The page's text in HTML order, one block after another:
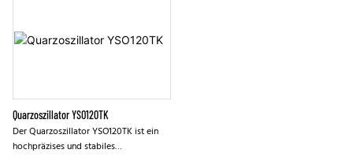
Quarzoszillator YSO120TK
Der Quarzoszillator YSO120TK ist ein
hochpräzises und stabiles